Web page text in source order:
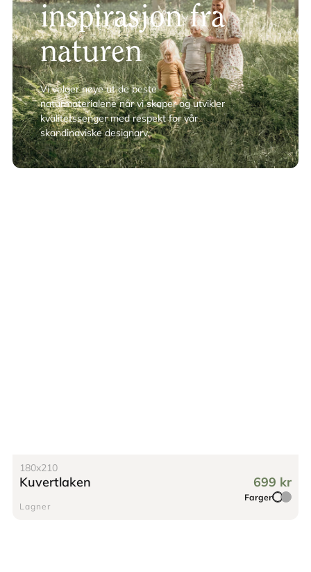
inspirasjon fra
naturen
Vi velger nøye ut de beste
naturmaterialene når vi skaper og utvikler
kvalitetssenger med respekt for vår
skandinaviske designarv.
180x210
Kuvertlaken
Lagner
699 kr
Farger